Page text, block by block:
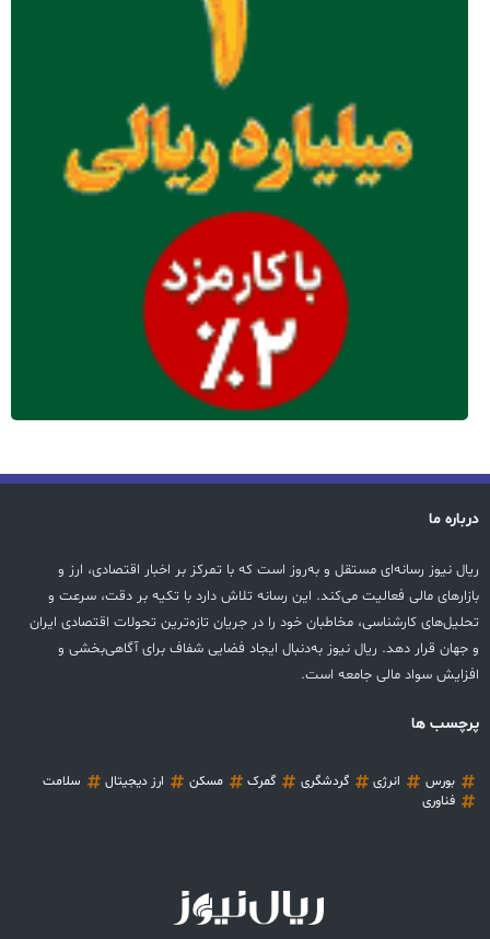
درباره ما
ریال نیوز رسانه‌ای مستقل و به‌روز است که با تمرکز بر اخبار اقتصادی، ارز و
بازارهای مالی فعالیت می‌کند. این رسانه تلاش دارد با تکیه بر دقت، سرعت و
تحلیل‌های کارشناسی، مخاطبان خود را در جریان تازه‌ترین تحولات اقتصادی ایران
و جهان قرار دهد. ریال نیوز به‌دنبال ایجاد فضایی شفاف برای آگاهی‌بخشی و
افزایش سواد مالی جامعه است.
پرچسب ها
بورس انرژی گردشگری گمرک مسکن ارز دیجیتال
سلامت
فناوری